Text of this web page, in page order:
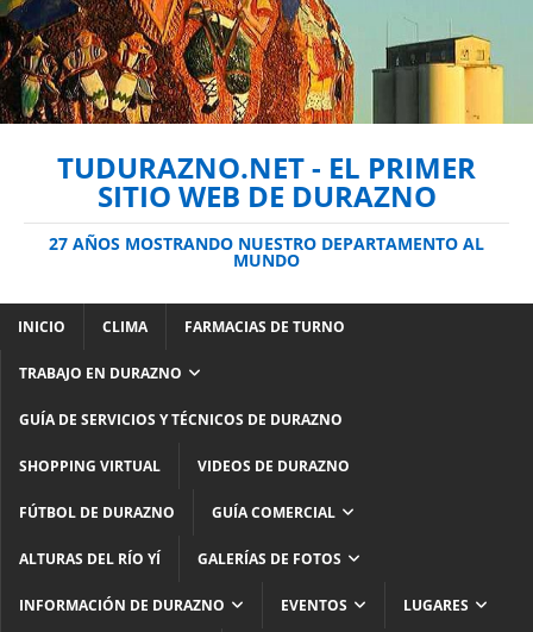
TUDURAZNO.NET - EL PRIMER
SITIO WEB DE DURAZNO
27 AÑOS MOSTRANDO NUESTRO DEPARTAMENTO AL
MUNDO
INICIO CLIMA FARMACIAS DE TURNO
TRABAJO EN DURAZNO
GUÍA DE SERVICIOS Y TÉCNICOS DE DURAZNO
SHOPPING VIRTUAL VIDEOS DE DURAZNO
FÚTBOL DE DURAZNO GUÍA COMERCIAL
ALTURAS DEL RÍO YÍ GALERÍAS DE FOTOS
INFORMACIÓN DE DURAZNO EVENTOS LUGARES